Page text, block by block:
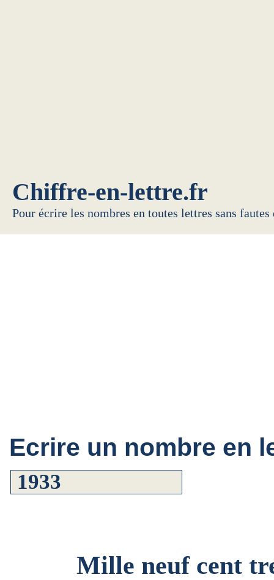
Chiffre-en-lettre.fr
Pour écrire les nombres en toutes lettres sans
Ecrire un nombre en
Mille neuf cent